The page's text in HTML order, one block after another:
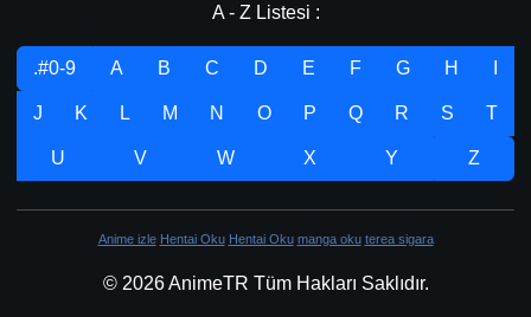
A - Z Listesi :
.#0-9 A B C D E F G H
J K L M N O P Q R S T
U V W X Y Z
Anime izle Hentai Oku Hentai Oku manga oku terea sigara
© 2026 AnimeTR Tüm Hakları Saklıdır.